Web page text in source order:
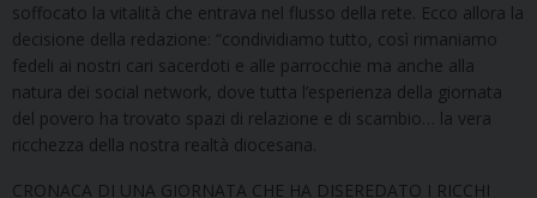
soffocato la vitalità che entrava nel flusso della rete. Ecco allora la
decisione della redazione: “condividiamo tutto, così rimaniamo
fedeli ai nostri cari sacerdoti e alle parrocchie ma anche alla
natura dei social network, dove tutta l’esperienza della giornata
del povero ha trovato spazi di relazione e di scambio… la vera
ricchezza della nostra realtà diocesana.
CRONACA DI UNA GIORNATA CHE HA DISEREDATO I RICCHI